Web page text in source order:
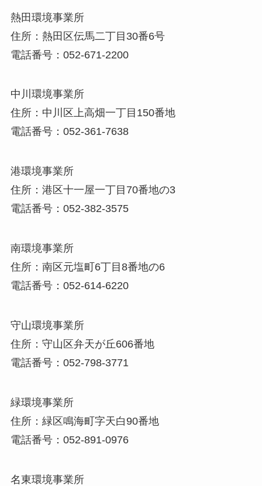
熱田環境事業所
住所：熱田区伝馬二丁目30番6号
電話番号：052-671-2200
中川環境事業所
住所：中川区上高畑一丁目150番地
電話番号：052-361-7638
港環境事業所
住所：港区十一屋一丁目70番地の3
電話番号：052-382-3575
南環境事業所
住所：南区元塩町6丁目8番地の6
電話番号：052-614-6220
守山環境事業所
住所：守山区弁天が丘606番地
電話番号：052-798-3771
緑環境事業所
住所：緑区鳴海町字天白90番地
電話番号：052-891-0976
名東環境事業所